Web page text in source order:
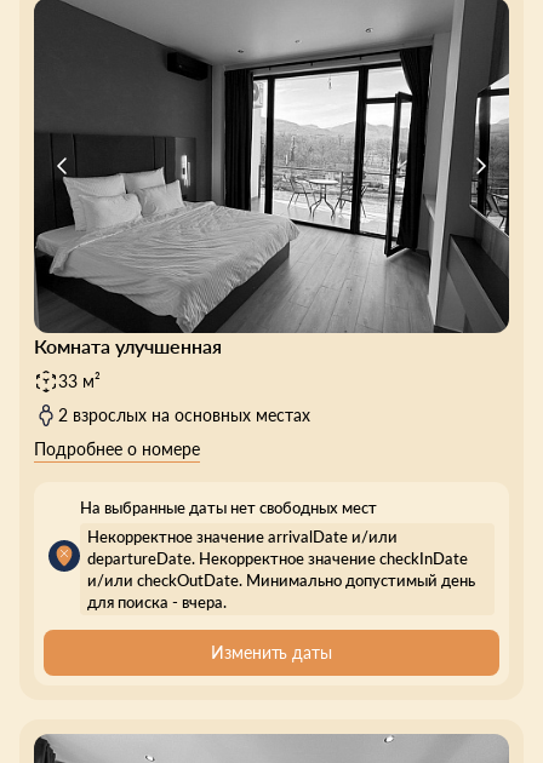
Комната улучшенная
33 м²
2 взрослых на основных местах
Подробнее о номере
На выбранные даты нет свободных мест
Некорректное значение arrivalDate и/или
departureDate. Некорректное значение checkInDate
и/или checkOutDate. Минимально допустимый день
для поиска - вчера.
Изменить даты